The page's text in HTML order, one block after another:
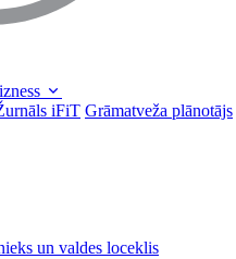
iFiT Grāmatveža plānotājs
un valdes loceklis